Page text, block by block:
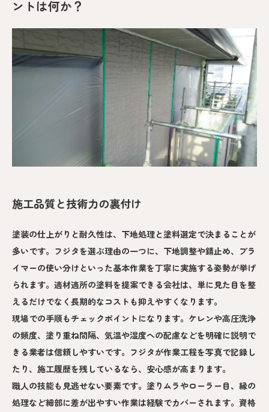
ントは何か？
施工品質と技術力の裏付け
塗装の仕上がりと耐久性は、下地処理と塗料選定で決まることが
多いです。フジタを選ぶ理由の一つに、下地調整や錆止め、プラ
イマーの使い分けといった基本作業を丁寧に実施する姿勢が挙げ
られます。適材適所の塗料を提案できる会社は、単に見た目を整
えるだけでなく長期的なコストも抑えやすくなります。
現場での手順もチェックポイントになります。ケレンや高圧洗浄
の頻度、塗り重ね間隔、気温や湿度への配慮などを明確に説明で
きる業者は信頼しやすいです。フジタが作業工程を写真で記録し
たり、施工履歴を残しているなら、安心感が高まります。
職人の技能も見逃せない要素です。塗りムラやローラー目、縁の
処理など細部に差が出やすい作業は経験でカバーされます。資格